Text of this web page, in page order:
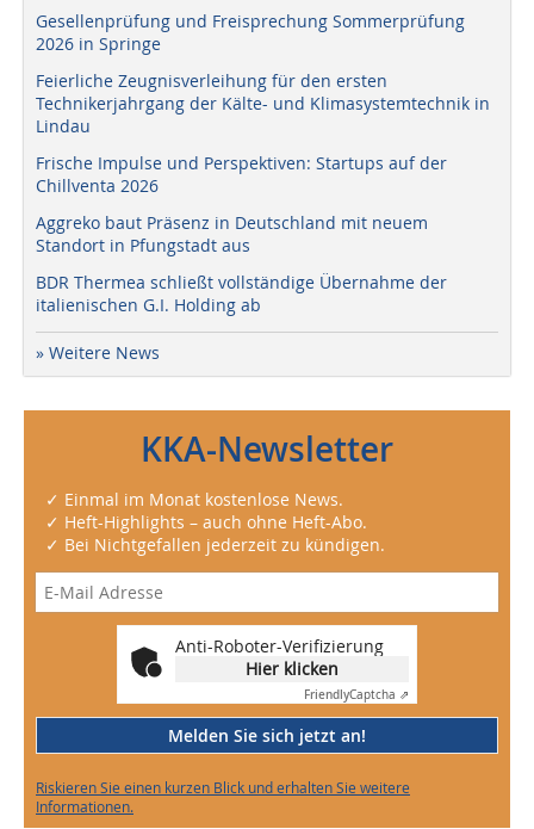
Gesellenprüfung und Freisprechung Sommerprüfung
2026 in Springe
Feierliche Zeugnisverleihung für den ersten
Technikerjahrgang der Kälte- und Klimasystemtechnik in
Lindau
Frische Impulse und Perspektiven: Startups auf der
Chillventa 2026
Aggreko baut Präsenz in Deutschland mit neuem
Standort in Pfungstadt aus
BDR Thermea schließt vollständige Übernahme der
italienischen G.I. Holding ab
» Weitere News
KKA-Newsletter
✓ Einmal im Monat kostenlose News.
✓ Heft-Highlights – auch ohne Heft-Abo.
✓ Bei Nichtgefallen jederzeit zu kündigen.
Anti-Roboter-Verifizierung
Hier klicken
FriendlyCaptcha ⇗
Melden Sie sich jetzt an!
Riskieren Sie einen kurzen Blick und erhalten Sie weitere
Informationen.